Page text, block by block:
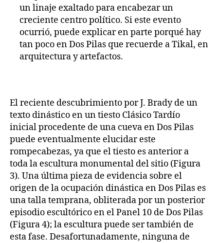
un linaje exaltado para encabezar un
creciente centro político. Si este evento
ocurrió, puede explicar en parte porqué hay
tan poco en Dos Pilas que recuerde a Tikal, en
arquitectura y artefactos.
El reciente descubrimiento por J. Brady de un
texto dinástico en un tiesto Clásico Tardío
inicial procedente de una cueva en Dos Pilas
puede eventualmente elucidar este
rompecabezas, ya que el tiesto es anterior a
toda la escultura monumental del sitio (Figura
3). Una última pieza de evidencia sobre el
origen de la ocupación dinástica en Dos Pilas es
una talla temprana, obliterada por un posterior
episodio escultórico en el Panel 10 de Dos Pilas
(Figura 4); la escultura puede ser también de
esta fase. Desafortunadamente, ninguna de